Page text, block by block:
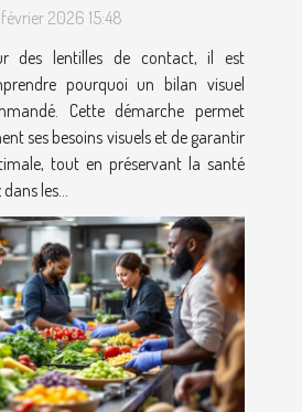
2026 15:48
des lentilles de contact, il est
pourquoi un bilan visuel
Cette démarche permet
ses besoins visuels et de garantir
tout en préservant la santé
les...